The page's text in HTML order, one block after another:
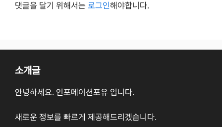
댓글을 달기 위해서는 로그인해야합니다.
소개글
안녕하세요. 인포메이션포유 입니다.
새로운 정보를 빠르게 제공해드리겠습니다.